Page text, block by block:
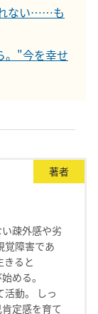
ない……も
。"今を幸せ
著者
疎外感や劣
覚障害であ
きると
める。
動。 しっ
定感を育て